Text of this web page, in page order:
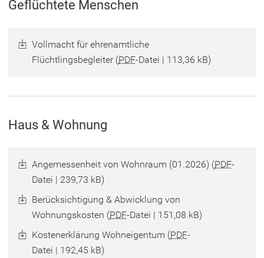
Geflüchtete Menschen
Vollmacht für ehrenamtliche
Flüchtlingsbegleiter PDF-Datei 113,36 kB
Haus & Wohnung
Angemessenheit von Wohnraum (01.2026) PDF-
Datei
239,73 kB
Berücksichtigung & Abwicklung von
Wohnungskosten PDF-Datei
151,08 kB
Kostenerklärung Wohneigentum PDF-
Datei
192,45 kB